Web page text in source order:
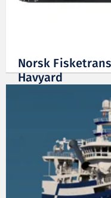
Norsk
Havyard